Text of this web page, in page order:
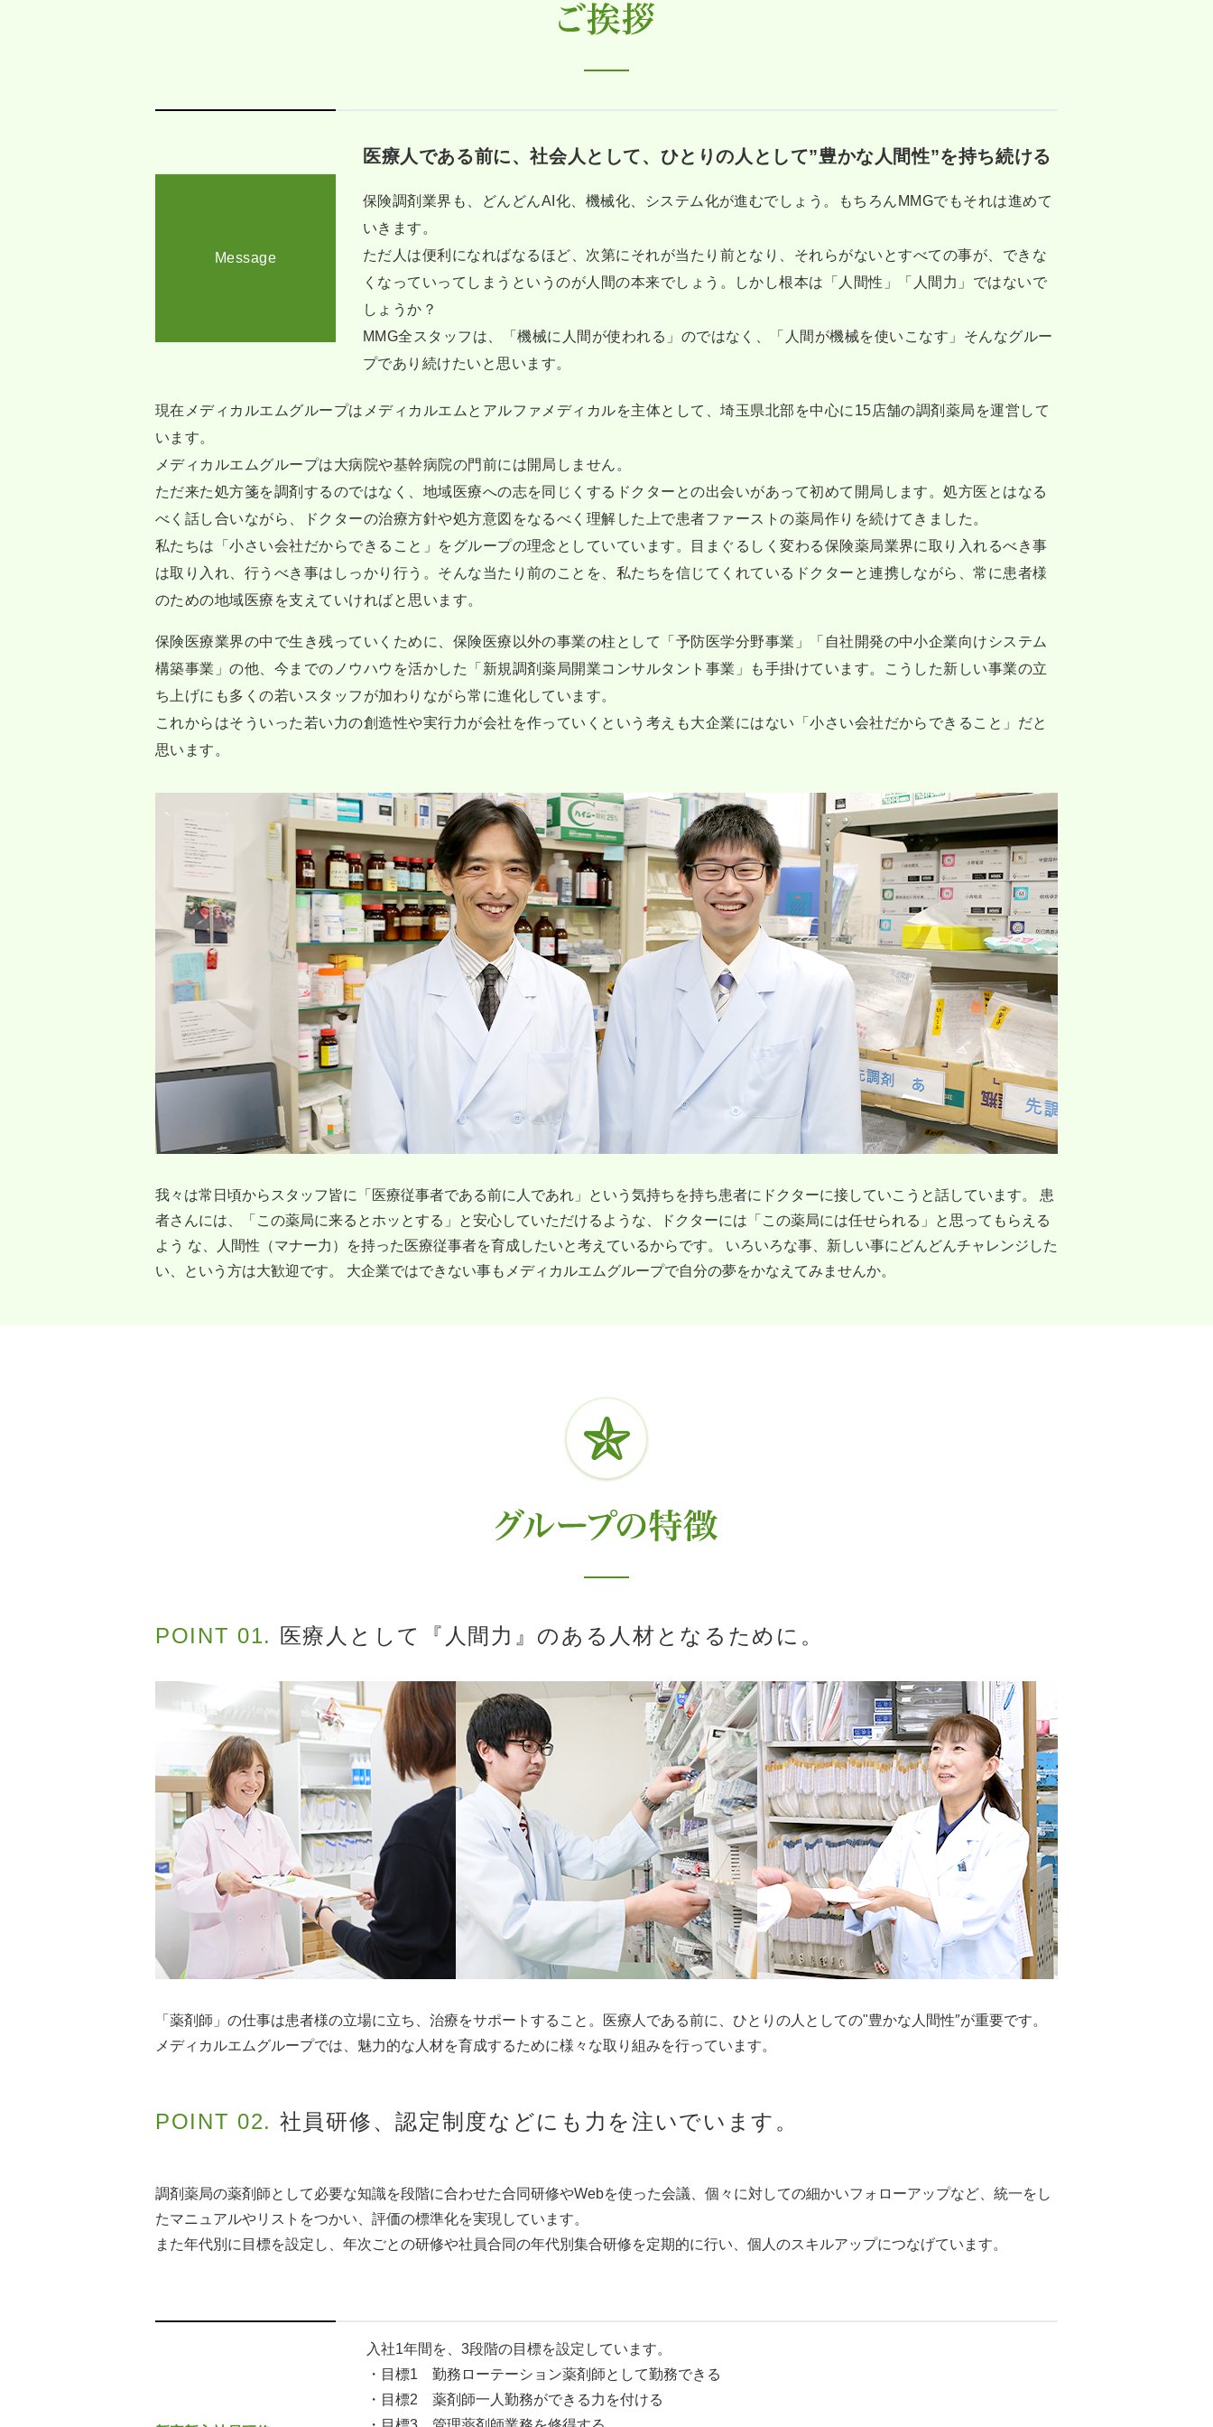
Message
医療人である前に、社会人として、ひとりの人として”豊かな人間性”を持ち続ける
保険調剤業界も、どんどんAI化、機械化、システム化が進むでしょう。もちろんMMGでもそれは進めて
いきます。
ただ人は便利になればなるほど、次第にそれが当たり前となり、それらがないとすべての事が、できな
くなっていってしまうというのが人間の本来でしょう。しかし根本は「人間性」「人間力」ではないで
しょうか？
MMG全スタッフは、「機械に人間が使われる」のではなく、「人間が機械を使いこなす」そんなグルー
プであり続けたいと思います。
現在メディカルエムグループはメディカルエムとアルファメディカルを主体として、埼玉県北部を中心に15店舗の調剤薬局を運営して
います。
メディカルエムグループは大病院や基幹病院の門前には開局しません。
ただ来た処方箋を調剤するのではなく、地域医療への志を同じくするドクターとの出会いがあって初めて開局します。処方医とはなる
べく話し合いながら、ドクターの治療方針や処方意図をなるべく理解した上で患者ファーストの薬局作りを続けてきました。
私たちは「小さい会社だからできること」をグループの理念としていています。目まぐるしく変わる保険薬局業界に取り入れるべき事
は取り入れ、行うべき事はしっかり行う。そんな当たり前のことを、私たちを信じてくれているドクターと連携しながら、常に患者様
のための地域医療を支えていければと思います。
保険医療業界の中で生き残っていくために、保険医療以外の事業の柱として「予防医学分野事業」「自社開発の中小企業向けシステム
構築事業」の他、今までのノウハウを活かした「新規調剤薬局開業コンサルタント事業」も手掛けています。こうした新しい事業の立
ち上げにも多くの若いスタッフが加わりながら常に進化しています。
これからはそういった若い力の創造性や実行力が会社を作っていくという考えも大企業にはない「小さい会社だからできること」だと
思います。
我々は常日頃からスタッフ皆に「医療従事者である前に人であれ」という気持ちを持ち患者にドクターに接していこうと話しています。 患
者さんには、「この薬局に来るとホッとする」と安心していただけるような、ドクターには「この薬局には任せられる」と思ってもらえる
よう な、人間性（マナー力）を持った医療従事者を育成したいと考えているからです。 いろいろな事、新しい事にどんどんチャレンジした
い、という方は大歓迎です。 大企業ではできない事もメディカルエムグループで自分の夢をかなえてみませんか。
POINT 01. 医療人として『人間力』のある人材となるために。
「薬剤師」の仕事は患者様の立場に立ち、治療をサポートすること。医療人である前に、ひとりの人としての"豊かな人間性″が重要です。
メディカルエムグループでは、魅力的な人材を育成するために様々な取り組みを行っています。
POINT 02. 社員研修、認定制度などにも力を注いでいます。
調剤薬局の薬剤師として必要な知識を段階に合わせた合同研修やWebを使った会議、個々に対しての細かいフォローアップなど、統一をし
たマニュアルやリストをつかい、評価の標準化を実現しています。
また年代別に目標を設定し、年次ごとの研修や社員合同の年代別集合研修を定期的に行い、個人のスキルアップにつなげています。
入社1年間を、3段階の目標を設定しています。
・目標1 勤務ローテーション薬剤師として勤務できる
・目標2 薬剤師一人勤務ができる力を付ける